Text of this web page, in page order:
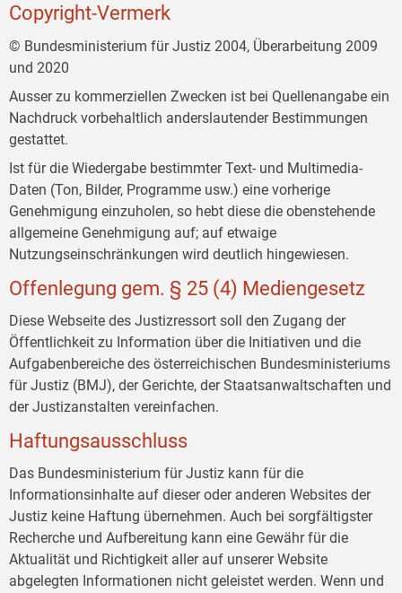
Copyright-Vermerk
© Bundesministerium für Justiz 2004, Überarbeitung 2009
und 2020
Ausser zu kommerziellen Zwecken ist bei Quellenangabe ein
Nachdruck vorbehaltlich anderslautender Bestimmungen
gestattet.
Ist für die Wiedergabe bestimmter Text- und Multimedia-
Daten (Ton, Bilder, Programme usw.) eine vorherige
Genehmigung einzuholen, so hebt diese die obenstehende
allgemeine Genehmigung auf; auf etwaige
Nutzungseinschränkungen wird deutlich hingewiesen.
Offenlegung gem. § 25 (4) Mediengesetz
Diese Webseite des Justizressort soll den Zugang der
Öffentlichkeit zu Information über die Initiativen und die
Aufgabenbereiche des österreichischen Bundesministeriums
für Justiz (BMJ), der Gerichte, der Staatsanwaltschaften und
der Justizanstalten vereinfachen.
Haftungsausschluss
Das Bundesministerium für Justiz kann für die
Informationsinhalte auf dieser oder anderen Websites der
Justiz keine Haftung übernehmen. Auch bei sorgfältigster
Recherche und Aufbereitung kann eine Gewähr für die
Aktualität und Richtigkeit aller auf unserer Website
abgelegten Informationen nicht geleistet werden. Wenn und